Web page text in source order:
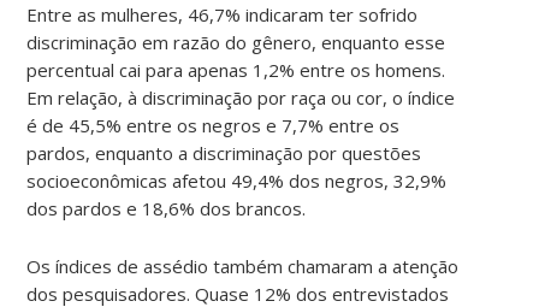
Entre as mulheres, 46,7% indicaram ter sofrido
discriminação em razão do gênero, enquanto esse
percentual cai para apenas 1,2% entre os homens.
Em relação, à discriminação por raça ou cor, o índice
é de 45,5% entre os negros e 7,7% entre os
pardos, enquanto a discriminação por questões
socioeconômicas afetou 49,4% dos negros, 32,9%
dos pardos e 18,6% dos brancos.
Os índices de assédio também chamaram a atenção
dos pesquisadores. Quase 12% dos entrevistados